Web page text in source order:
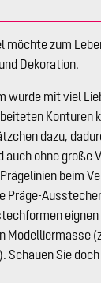
möchte zum
Dekoration.
wurde mit viel
Konturen
dazu,
auch ohne große
beim
Präge-
Modelliermasse
Schauen Sie